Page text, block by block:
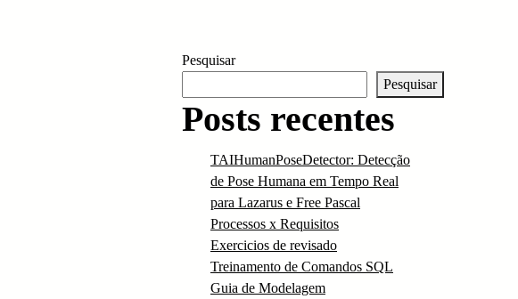
Pesquisar
Pesquisar
Posts recentes
TAIHumanPoseDetector: Detecção
de Pose Humana em Tempo Real
para Lazarus e Free Pascal
Processos x Requisitos
Exercicios de revisado
Treinamento de Comandos SQL
Guia de Modelagem